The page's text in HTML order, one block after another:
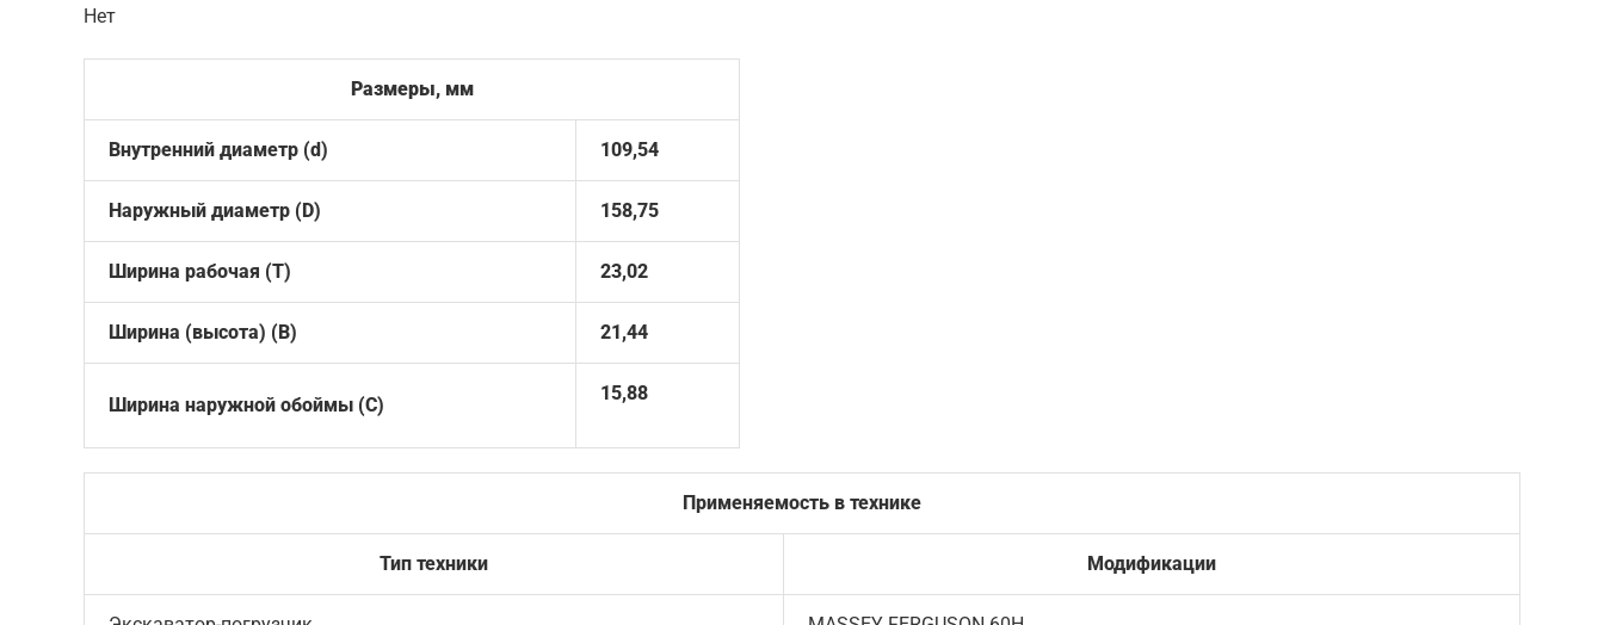
Нет
Размеры, мм
Внутренний диаметр (d) 109,54
Наружный диаметр (D) 158,75
Ширина рабочая (T) 23,02
Ширина (высота) (B) 21,44
Ширина наружной обоймы (C)
15,88
Применяемость в технике
Тип техники Модификации